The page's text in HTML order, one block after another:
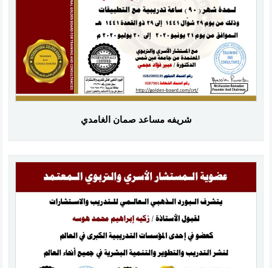
شريفه مساعد صمان الغامدي